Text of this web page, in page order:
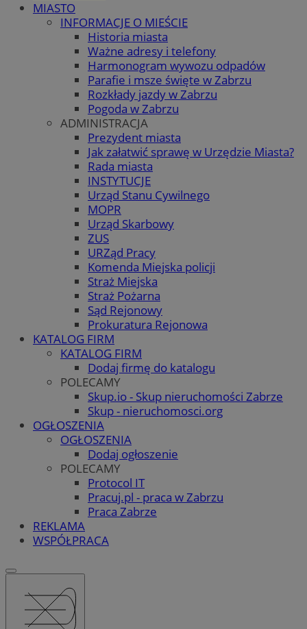
MIASTO
INFORMACJE O MIEŚCIE
Historia miasta
Ważne adresy i telefony
Harmonogram wywozu odpadów
Parafie i msze święte w Zabrzu
Rozkłady jazdy w Zabrzu
Pogoda w Zabrzu
ADMINISTRACJA
Prezydent miasta
Jak załatwić sprawę w Urzędzie Miasta?
Rada miasta
INSTYTUCJE
Urząd Stanu Cywilnego
MOPR
Urząd Skarbowy
ZUS
URZąd Pracy
Komenda Miejska policji
Straż Miejska
Straż Pożarna
Sąd Rejonowy
Prokuratura Rejonowa
KATALOG FIRM
KATALOG FIRM
Dodaj firmę do katalogu
POLECAMY
Skup.io - Skup nieruchomości Zabrze
Skup - nieruchomosci.org
OGŁOSZENIA
OGŁOSZENIA
Dodaj ogłoszenie
POLECAMY
Protocol IT
Pracuj.pl - praca w Zabrzu
Praca Zabrze
REKLAMA
WSPÓŁPRACA